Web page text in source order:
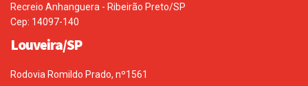
Recreio Anhanguera - Ribeirão Preto/SP
Cep: 14097-140
Louveira/SP
Rodovia Romildo Prado, nº1561